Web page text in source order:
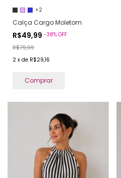
+2
Calça Cargo Moletom
R$49,99 -38% OFF
R$79,99
2 x de R$29,16
Comprar